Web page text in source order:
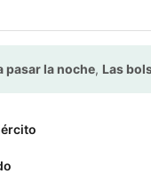
pasar la noche, Las